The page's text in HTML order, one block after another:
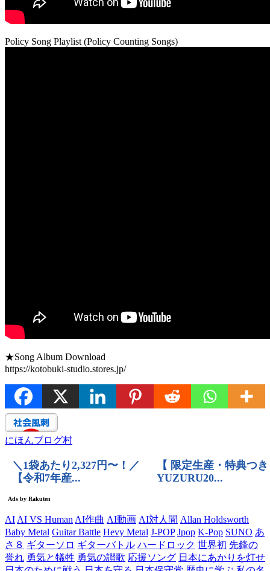
Policy Song Playlist (Policy Counting Songs)
★Song Album Download
https://kotobuki-studio.stores.jp/
にほんブログ村
AI AI VS Human AI作曲 AI動画 AI対人間 Allan Holdsworth
Baby Metal Guitar Battle Hevy Metal J-POP Jpop K-Pop SUNO あ
さ８ ギターソロ ギターバトル ハードロック 世界初 先鋒の
誉れ 勇気と犠牲 勇気の讃歌 応援ソング 日本にあかりを灯せ